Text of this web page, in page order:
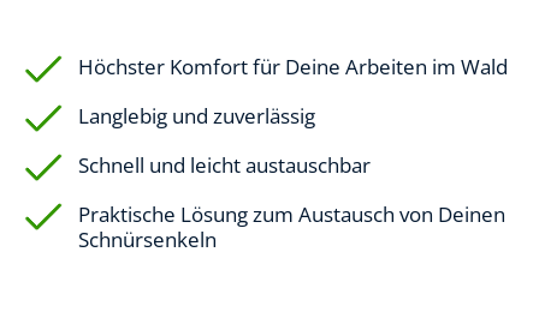
Höchster Komfort für Deine Arbeiten im Wald
Langlebig und zuverlässig
Schnell und leicht austauschbar
Praktische Lösung zum Austausch von Deinen
Schnürsenkeln